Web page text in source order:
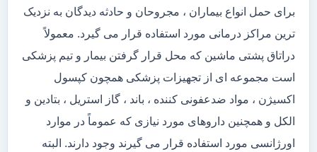
برای حمل انواع بیماران ، مجروحان و حادثه دیدگان به نزدیک
ترین مراکز درمانی مورد استفاده قرار می گیرد. معمولاً
دراتاق پشتی ماشین که محل قرار گرفتن بیمار و تیم پزشکی
است مجموعه ای از تجهیزات پزشکی همچون کپسول
اکسیژن ، مواد ضدعفونی کننده ، باند ، گاز استریل ، بتادین و
الکل و همچنین داروهای مورد نیازی که عموماً در موارد
اورژانسی مورد استفاده قرار می گیرند وجود دارند. البته